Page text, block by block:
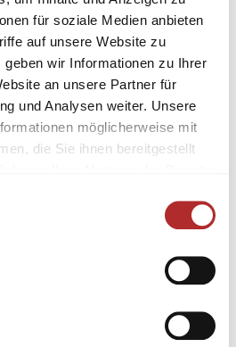
für soziale Medien anbieten
auf unsere Website zu
wir Informationen zu Ihrer
an unsere Partner für
und Analysen weiter. Unsere
möglicherweise mit
die Sie ihnen bereitgestellt
Granitfliesen Black